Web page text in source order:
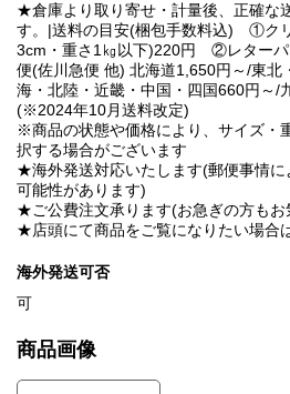
★倉庫より取り寄せ・計量後、正確な
す。|送料の目安(梱包手数料込) ①ク
3cm・重さ1㎏以下)220円 ②レター
便(佐川急便 他) 北海道1,650円～/東北
海・北陸・近畿・中国・四国660円～/
(※2024年10月送料改定)
※商品の状態や価格により、サイズ・
択する場合がございます
★海外発送対応いたします(郵便事情
可能性があります)
★ご公費注文承ります(お急ぎの方も
★店頭にて商品をご覧になりたい場合
海外発送可否
可
商品画像